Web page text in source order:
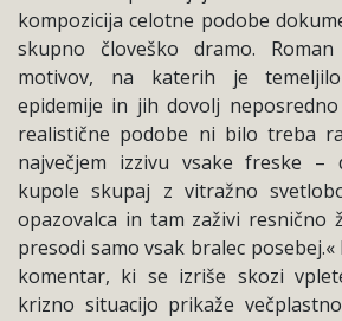
kompozicija celotne podobe
skupno človeško dramo.
motivov, na katerih je
epidemije in jih dovolj
realistične podobe ni bilo treba
največjem izzivu vsake freske –
kupole skupaj z vitražno
opazovalca in tam zaživi resnično
presodi samo vsak bralec
komentar, ki se izriše skozi
krizno situacijo prikaže